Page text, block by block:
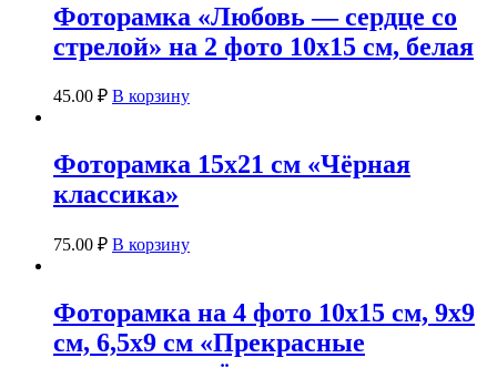
Фоторамка «Любовь — сердце со
стрелой» на 2 фото 10х15 см, белая
45.00 ₽ В корзину
Фоторамка 15х21 см «Чёрная
классика»
75.00 ₽ В корзину
Фоторамка на 4 фото 10х15 см, 9х9
см, 6,5х9 см «Прекрасные